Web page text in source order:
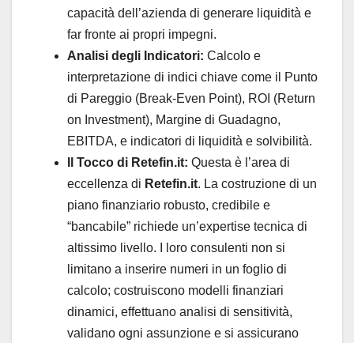
capacità dell’azienda di generare liquidità e
far fronte ai propri impegni.
Analisi degli Indicatori: Calcolo e
interpretazione di indici chiave come il Punto
di Pareggio (Break-Even Point), ROI (Return
on Investment), Margine di Guadagno,
EBITDA, e indicatori di liquidità e solvibilità.
Il Tocco di Retefin.it: Questa è l’area di
eccellenza di Retefin.it. La costruzione di un
piano finanziario robusto, credibile e
“bancabile” richiede un’expertise tecnica di
altissimo livello. I loro consulenti non si
limitano a inserire numeri in un foglio di
calcolo; costruiscono modelli finanziari
dinamici, effettuano analisi di sensitività,
validano ogni assunzione e si assicurano